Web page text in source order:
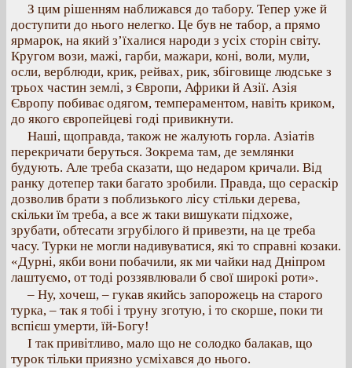
З цим рішенням наближався до табору. Тепер уже й
доступити до нього нелегко. Це був не табор, а прямо
ярмарок, на який з’їхалися народи з усіх сторін світу.
Кругом вози, мажі, гарби, мажари, коні, воли, мули,
осли, верблюди, крик, рейвах, рик, збіговище людське з
трьох частин землі, з Європи, Африки й Азії. Азія
Європу побиває одягом, темпераментом, навіть криком,
до якого європейцеві годі привикнути.
Наші, щоправда, також не жалують горла. Азіатів
перекричати беруться. Зокрема там, де землянки
будують. Але треба сказати, що недаром кричали. Від
ранку дотепер таки багато зробили. Правда, що сераскір
дозволив брати з поблизького лісу стільки дерева,
скільки їм треба, а все ж таки вишукати підхоже,
зрубати, обтесати згрубілого й привезти, на це треба
часу. Турки не могли надивуватися, які то справні козаки.
«Дурні, якби вони побачили, як ми чайки над Дніпром
лаштуємо, от тоді роззявлювали б свої широкі роти».
– Ну, хочеш, – гукав якийсь запорожець на старого
турка, – так я тобі і труну зготую, і то скорше, поки ти
вспієш умерти, їй-Богу!
І так привітливо, мало що не солодко балакав, що
турок тільки приязно усміхався до нього.